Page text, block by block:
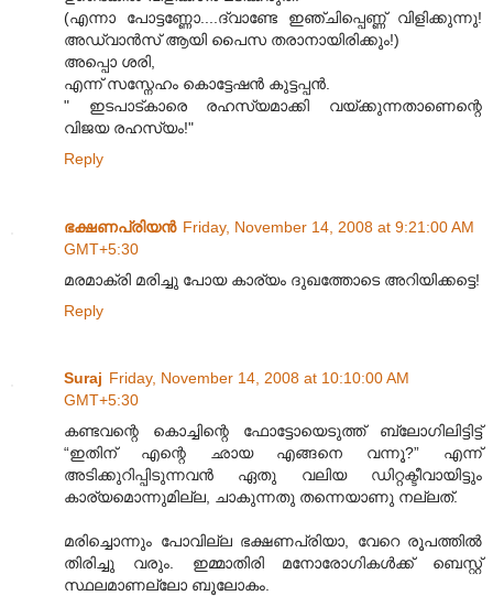
(എന്നാ പോട്ടണ്ണോ....ദ്വാണ്ടേ ഇഞ്ചിപ്പെണ്ണ് വിളിക്കുന്നു!
അഡ്വാന്‍സ്‌ ആയി പൈസ തരാനായിരിക്കും!)
അപ്പൊ ശരി,
എന്ന് സസ്നേഹം കൊട്ടേഷന്‍ കുട്ടപ്പന്‍.
" ഇടപാട്കാരെ രഹസ്യമാക്കി വയ്ക്കുന്നതാണെന്റെ
വിജയ രഹസ്യം!"
Reply
ഭക്ഷണപ്രിയന്‍ Friday, November 14, 2008 at 9:21:00 AM
GMT+5:30
മരമാക്രി മരിച്ചു പോയ കാര്യം ദുഖത്തോടെ അറിയിക്കട്ടെ!
Reply
Suraj Friday, November 14, 2008 at 10:10:00 AM
GMT+5:30
കണ്ടവന്റെ കൊച്ചിന്റെ ഫോട്ടോയെടുത്ത് ബ്ലോഗിലിട്ടിട്ട്
“ഇതിന് എന്റെ ഛായ എങ്ങനെ വന്നൂ?” എന്ന്
അടിക്കുറിപ്പിടുന്നവന്‍ ഏതു വലിയ ഡിറ്റക്ടീവായിട്ടും
കാര്യമൊന്നുമില്ല, ചാകുന്നതു തന്നെയാണു നല്ലത്.
മരിച്ചൊന്നും പോവില്ല ഭക്ഷണപ്രിയാ, വേറെ രൂപത്തില്‍
തിരിച്ചു വരും. ഇമ്മാതിരി മനോരോഗികള്‍ക്ക് ബെസ്റ്റ്
സ്ഥലമാണല്ലോ ബൂലോകം.